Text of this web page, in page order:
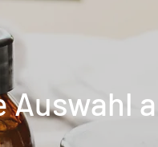
Auswahl